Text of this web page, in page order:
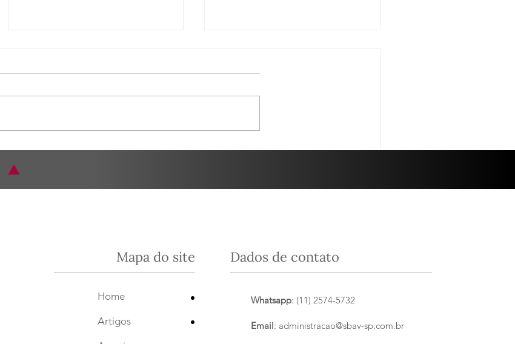
O VINHO DO MÊS: SILVER
O VINHO DO MÊS: LUCA
Mapa do site
Home
Artigos
•
•
Dados de contato
Whatsapp: (11) 2574-5732
Email: administracao@sbav-sp.com.br